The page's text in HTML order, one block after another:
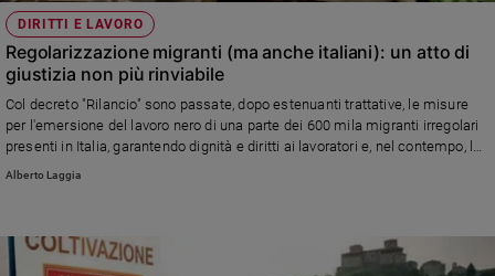
Video
Podcast
Privacy
Policy
siamo
DIRITTI E LAVORO
Regolarizzazione migranti (ma anche italiani): un atto di
giustizia non più rinviabile
Col decreto "Rilancio" sono passate, dopo estenuanti trattative, le misure
per l'emersione del lavoro nero di una parte dei 600 mila migranti irregolari
presenti in Italia, garantendo dignità e diritti ai lavoratori e, nel contempo, le
esigenze del mercato del lavoro.
Alberto Laggia